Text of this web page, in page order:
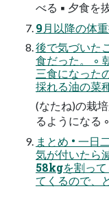
べる ▪ 夕食を
9月以降の体
後で気づいた
食だった。 ◦
三食になった
採れる油の菜
(なたね)の栽
るようになる
まとめ • 一日
気が付いたら
58kgを割って
てくるので、